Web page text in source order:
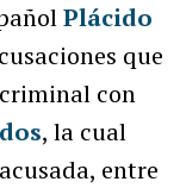
Plácido
que
con
, la cual
entre